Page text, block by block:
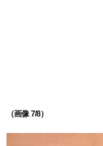
（画像 7/8）